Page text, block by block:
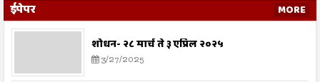
ईपेपर MORE
शोधन- २८ मार्च ते ३ एप्रिल २०२५
3/27/2025